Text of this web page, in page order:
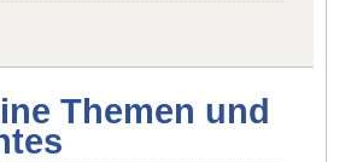
Themen und